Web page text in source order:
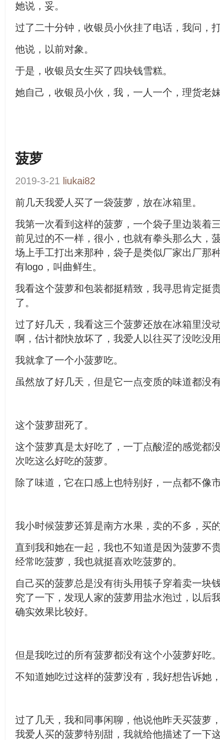
她说，妥。
过了二十分钟，收银员小伙挂了电话，我问，
他说，以前对象。
于是，收银员女生买了四块钱雪糕。
她自己，收银员小伙，我，一人一个，理货老
菠萝
2019-3-21 liukai82
前几天我爱人买了一袋菠萝，放在冰箱里。
我第一次看到这样的菠萝，一个袋子里边装着
前见过的不一样，很小，也就有拳头那么大，
场上手工打出来那种，袋子是类似厂家出厂那
有logo，叫曲鲜生。
我看这个菠萝和包装都挺精致，我寻思肯定挺
了。
过了好几天，我看这三个菠萝还放在冰箱里没
啊，估计都快放坏了，我爱人以往买了没吃没
我就拿了一个小菠萝吃。
虽然放了好几天，但是它一点变质的味道都没
这个菠萝甜死了。
这个菠萝真是太好吃了，一丁点酸涩的感觉都
次吃这么好吃的菠萝。
除了味道，它在口感上也特别好，一点都不像
我小时候菠萝还算是南方水果，卖的不多，买
直到我和她在一起，我也不知道是因为菠萝不
经常吃菠萝，我也就挺喜欢吃菠萝的。
自己买的菠萝总是没有街头用筷子穿着卖一块
究了一下，发现人家的菠萝用盐水泡过，以后
确实效果比较好。
但是我吃过的所有菠萝都没有这个小菠萝好吃
不知道她吃过这样的菠萝没有，我好想告诉她
过了几天，我和同事闲聊，他说他昨天买菠萝
我爱人买的菠萝特别甜，我就给他描述了一下